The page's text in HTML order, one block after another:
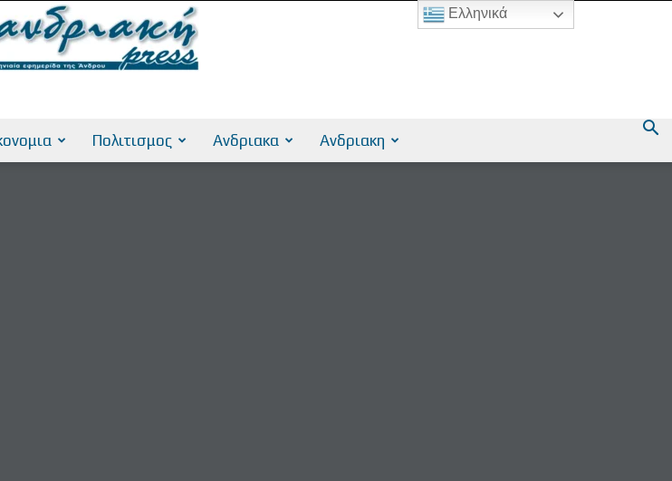
Πολιτισμος Ανδριακα Ανδριακη
Ελληνικά